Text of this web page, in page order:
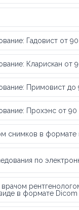
Гадовист от 90
Кларискан от
Примовист до
Прохэнс от 90
снимков в формате
по
в формате